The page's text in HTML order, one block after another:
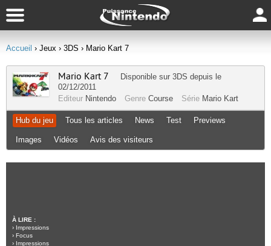
Accueil › Jeux › 3DS › Mario Kart 7
Mario Kart 7 Disponible sur 3DS depuis le
02/12/2011
Editeur Nintendo Genre Course Série Mario Kart
Hub du jeu Tous les articles News Test Previews
Images Vidéos Avis des visiteurs
À LIRE :
› Impressions
› Focus
› Impressions